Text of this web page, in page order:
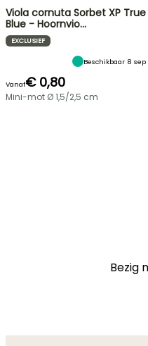
Viola cornuta Sorbet XP True
Blue - Hoornvio…
EXCLUSIEF
Beschikbaar 8 sep
Vanaf€ 0,80
Mini-mot Ø 1,5/2,5 cm
Bezig